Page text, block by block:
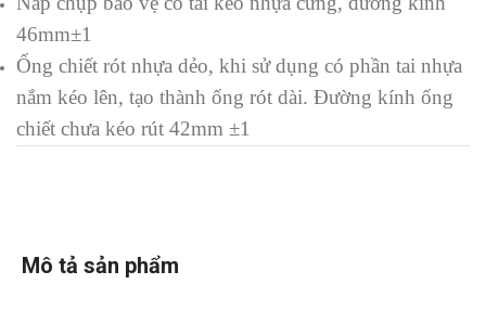
46mm±1
Ống chiết rót nhựa dẻo, khi sử dụng có phần tai nhựa
nắm kéo lên, tạo thành ống rót dài. Đường kính ống
chiết chưa kéo rút 42mm ±1
Mô tả sản phẩm